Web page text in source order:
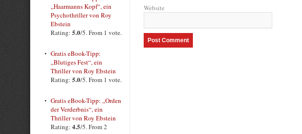
Website
„Haarmanns Kopf“, ein
Psychothriller von Roy
Ebstein
Rating: 5.0/5. From 1 vote.
Gratis eBook-Tipp:
„Blutiges Fest“, ein
Thriller von Roy Ebstein
Rating: 5.0/5. From 1 vote.
Gratis eBook-Tipp: „Orden
der Verderbnis“, ein
Thriller von Roy Ebstein
Rating: 4.5/5. From 2